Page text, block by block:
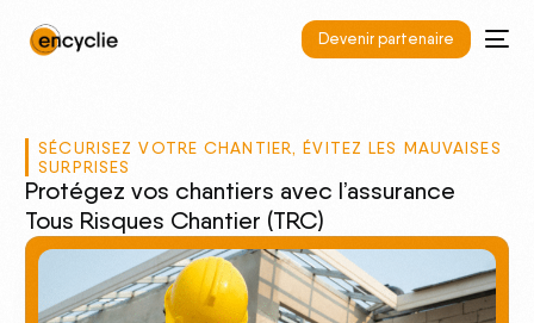
Devenir partenaire
SÉCURISEZ VOTRE CHANTIER, ÉVITEZ LES MAUVAISES
SURPRISES
Protégez vos chantiers avec l’assurance
Tous Risques Chantier (TRC)